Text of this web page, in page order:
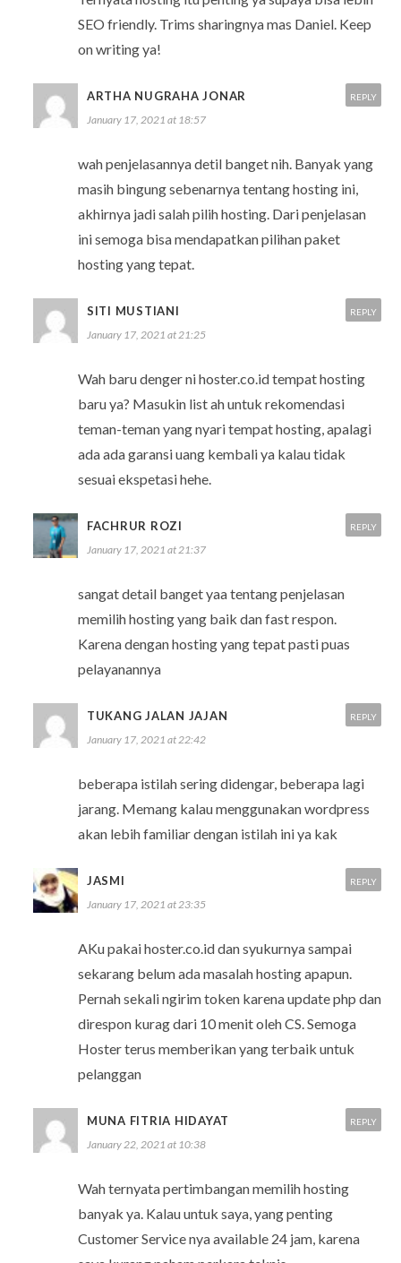
SEO friendly. Trims sharingnya mas Daniel. Keep
on writing ya!
ARTHA NUGRAHA JONAR
January 17, 2021 at 18:57
wah penjelasannya detil banget nih. Banyak yang
masih bingung sebenarnya tentang hosting ini,
akhirnya jadi salah pilih hosting. Dari penjelasan
ini semoga bisa mendapatkan pilihan paket
hosting yang tepat.
REPLY
SITI MUSTIANI
January 17, 2021 at 21:25
Wah baru denger ni hoster.co.id tempat hosting
baru ya? Masukin list ah untuk rekomendasi
teman-teman yang nyari tempat hosting, apalagi
ada ada garansi uang kembali ya kalau tidak
sesuai ekspetasi hehe.
REPLY
FACHRUR ROZI
January 17, 2021 at 21:37
sangat detail banget yaa tentang penjelasan
memilih hosting yang baik dan fast respon.
Karena dengan hosting yang tepat pasti puas
pelayanannya
REPLY
TUKANG JALAN JAJAN
January 17, 2021 at 22:42
beberapa istilah sering didengar, beberapa lagi
jarang. Memang kalau menggunakan wordpress
akan lebih familiar dengan istilah ini ya kak
REPLY
JASMI
January 17, 2021 at 23:35
AKu pakai hoster.co.id dan syukurnya sampai
sekarang belum ada masalah hosting apapun.
Pernah sekali ngirim token karena update php dan
direspon kurag dari 10 menit oleh CS. Semoga
Hoster terus memberikan yang terbaik untuk
pelanggan
REPLY
MUNA FITRIA HIDAYAT
January 22, 2021 at 10:38
Wah ternyata pertimbangan memilih hosting
banyak ya. Kalau untuk saya, yang penting
Customer Service nya available 24 jam, karena
REPLY